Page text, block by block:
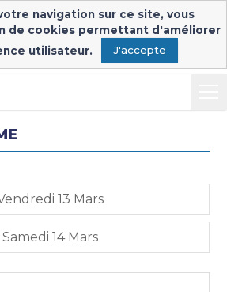
Connexion exposants
13 Mars
Samedi 14 Mars
navigation sur ce site, vous
de cookies permettant d'améliorer
utilisateur.
J'accepte